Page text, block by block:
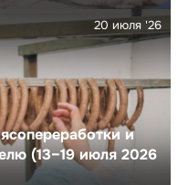
и
(13–19 июля 2026
20 июля '26